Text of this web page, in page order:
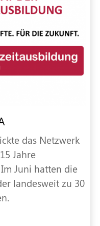
das Netzwerk
Jahre
Juni hatten die
landesweit zu 30